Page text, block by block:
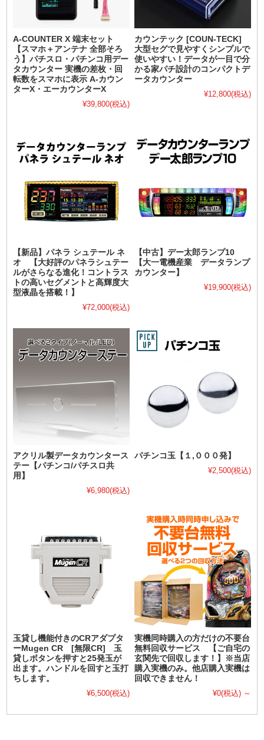
A-COUNTER X 端末セット
【スマホ＋アンテナ 全部そろ
う】パチスロ・パチンコ用デー
タカウンター 実機の差枚・回
転数をスマホに表示 A-カウン
ターX・エーカウンターX
¥39,800(税込)
カウンテック [COUN-TECK]
大型セグで見やすくシンプルで
使いやすい！データが一目で分
かる家パチ設計のコンパクトデ
ータカウンター
¥12,800(税込)
【新品】パネラ シュテール ネ
オ 【大好評のパネラシュテー
ルがさらなる進化！コントラス
トの高いセグメントと高輝度大
型液晶を搭載！】
¥72,000(税込)
【中古】デー太郎ランプ10
【大一電機産業 データランプ
カウンター】
¥19,900(税込)
アクリル製データカウンタース
テー【パチンコ/パチスロ共
用】
¥6,980(税込)
パチンコ玉【１,０００発】
¥2,500(税込)
玉貸し機能付きのCRアダプタ
ーMugen CR [無限CR] 玉
貸しボタンを押すと25発玉が
出ます。ハンドルを回すと玉打
ちします。
¥6,500(税込)
実機同時購入の方だけの不要台
無料回収サービス 【ご自宅の
玄関先で回収します！】※当店
購入実機のみ。他店購入実機は
回収できません！
¥0(税込) ～